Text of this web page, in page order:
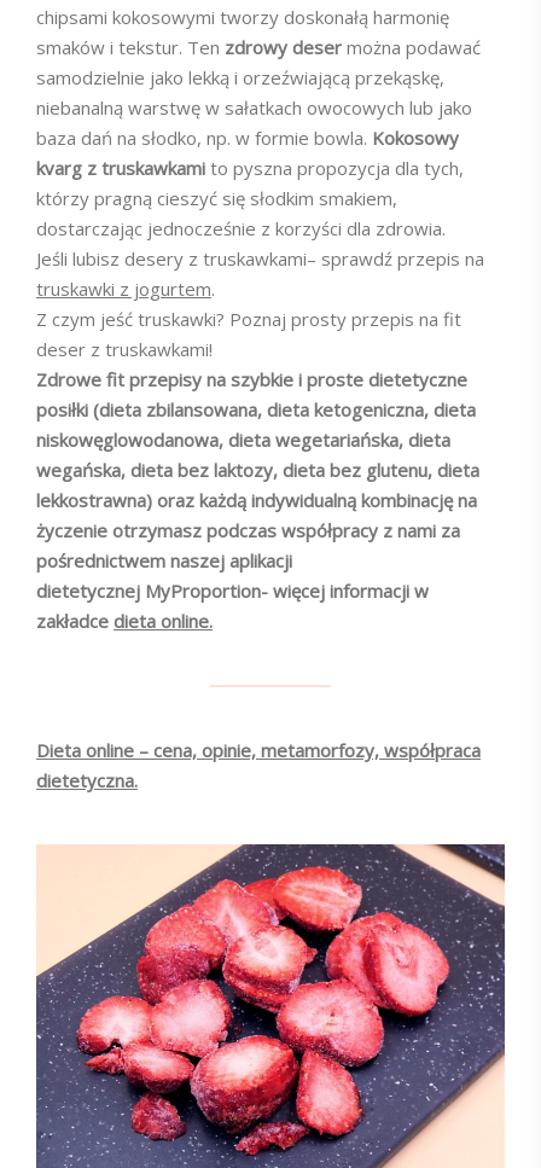
chipsami kokosowymi tworzy doskonałą harmonię
smaków i tekstur. Ten zdrowy deser można podawać
samodzielnie jako lekką i orzeźwiającą przekąskę,
niebanalną warstwę w sałatkach owocowych lub jako
baza dań na słodko, np. w formie bowla. Kokosowy
kvarg z truskawkami to pyszna propozycja dla tych,
którzy pragną cieszyć się słodkim smakiem,
dostarczając jednocześnie z korzyści dla zdrowia.
Jeśli lubisz desery z truskawkami– sprawdź przepis na
truskawki z jogurtem.
Z czym jeść truskawki? Poznaj prosty przepis na fit
deser z truskawkami!
Zdrowe fit przepisy na szybkie i proste dietetyczne
posiłki (dieta zbilansowana, dieta ketogeniczna, dieta
niskowęglowodanowa, dieta wegetariańska, dieta
wegańska, dieta bez laktozy, dieta bez glutenu, dieta
lekkostrawna) oraz każdą indywidualną kombinację na
życzenie otrzymasz podczas współpracy z nami za
pośrednictwem naszej aplikacji
dietetycznej MyProportion- więcej informacji w
zakładce dieta online.
Dieta online – cena, opinie, metamorfozy, współpraca
dietetyczna.